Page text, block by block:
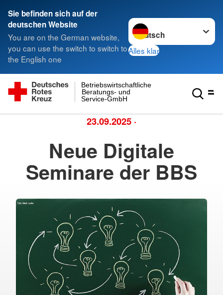
Sie befinden sich auf der
deutschen Website
You are on the German website,
you can use the switch to switch to
the English one
Sprache wechseln zu
Alles klar
Service-GmbH
Beratungs- und
Betriebswirtschaftliche
23.09.2025 ·
Neue Digitale
Seminare der BBS